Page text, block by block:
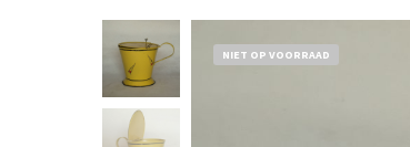
NIET OP VOORRAAD